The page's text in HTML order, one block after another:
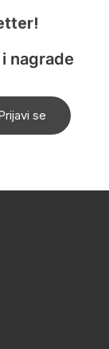
nagrade
se